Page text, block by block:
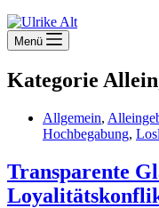
Menü
Kategorie
Allgemein,
Hochbegabung,
Transparente